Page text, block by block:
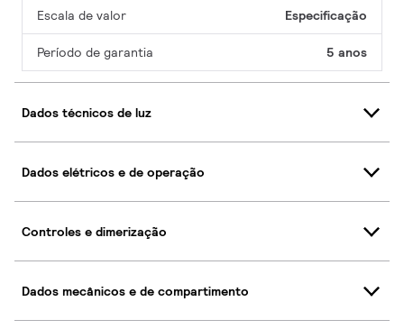
Escala de valor Especificação
Período de garantia 5 anos
Dados técnicos de luz
Dados elétricos e de operação
Controles e dimerização
Dados mecânicos e de compartimento